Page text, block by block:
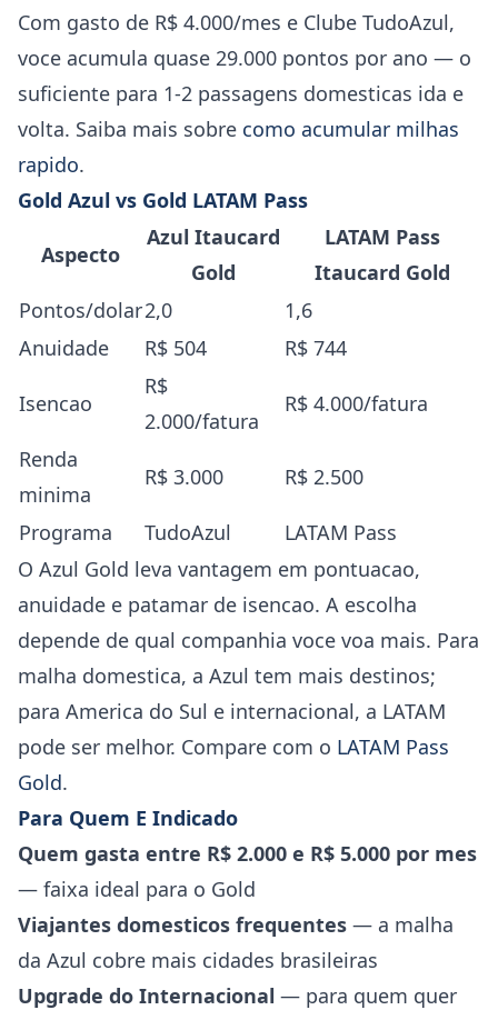
Com gasto de R$ 4.000/mes e Clube TudoAzul,
voce acumula quase 29.000 pontos por ano — o
suficiente para 1-2 passagens domesticas ida e
volta. Saiba mais sobre como acumular milhas
rapido.
Gold Azul vs Gold LATAM Pass
Aspecto
Azul Itaucard
Gold
LATAM Pass
Itaucard Gold
Pontos/dolar2,0
1,6
Anuidade
R$ 504 R$ 744
Isencao
R$
2.000/fatura
R$ 4.000/fatura
Renda
minima
R$ 3.000 R$ 2.500
Programa TudoAzul
LATAM Pass
O Azul Gold leva vantagem em pontuacao,
anuidade e patamar de isencao. A escolha
depende de qual companhia voce voa mais. Para
malha domestica, a Azul tem mais destinos;
para America do Sul e internacional, a LATAM
pode ser melhor. Compare com o LATAM Pass
Gold.
Para Quem E Indicado
Quem gasta entre R$ 2.000 e R$ 5.000 por mes
— faixa ideal para o Gold
Viajantes domesticos frequentes — a malha
da Azul cobre mais cidades brasileiras
Upgrade do Internacional — para quem quer